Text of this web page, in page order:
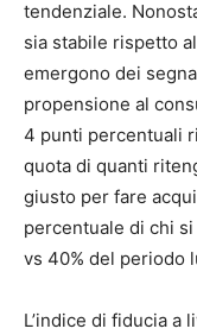
tendenziale.
sia stabile rispetto
emergono dei
propensione al
4 punti percentuali
quota di quanti
giusto per fare
percentuale di chi
vs 40% del periodo
L’indice di fiducia a